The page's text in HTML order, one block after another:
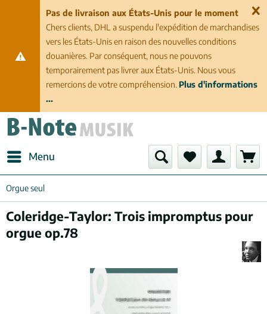
Pas de livraison aux États-Unis pour le moment
Chers clients, DHL a suspendu l'expédition de marchandises
vers les États-Unis en raison des nouvelles conditions
douanières. Par conséquent, nous ne pouvons
temporairement pas livrer aux États-Unis. Nous vous
remercions de votre compréhension. Plus d'informations
...
Menu
Orgue seul
Coleridge-Taylor: Trois impromptus pour
orgue op.78